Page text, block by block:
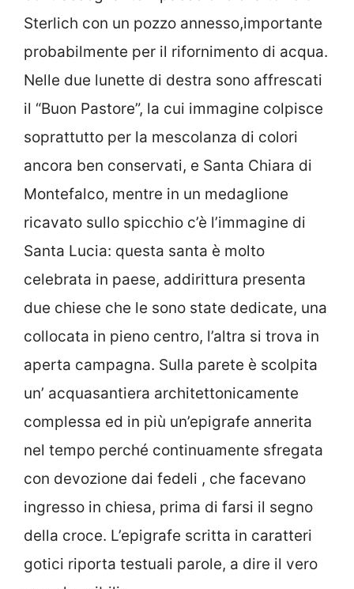
Sterlich con un pozzo annesso,importante
probabilmente per il rifornimento di acqua.
Nelle due lunette di destra sono affrescati
il “Buon Pastore”, la cui immagine colpisce
soprattutto per la mescolanza di colori
ancora ben conservati, e Santa Chiara di
Montefalco, mentre in un medaglione
ricavato sullo spicchio c’è l’immagine di
Santa Lucia: questa santa è molto
celebrata in paese, addirittura presenta
due chiese che le sono state dedicate, una
collocata in pieno centro, l’altra si trova in
aperta campagna. Sulla parete è scolpita
un’ acquasantiera architettonicamente
complessa ed in più un’epigrafe annerita
nel tempo perché continuamente sfregata
con devozione dai fedeli , che facevano
ingresso in chiesa, prima di farsi il segno
della croce. L’epigrafe scritta in caratteri
gotici riporta testuali parole, a dire il vero